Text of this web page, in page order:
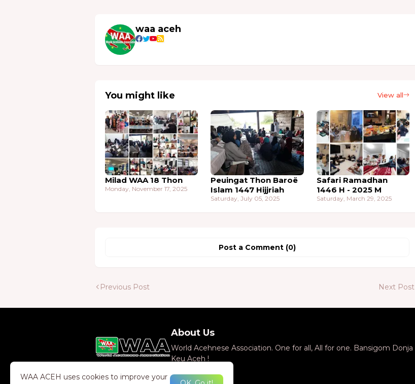
waa aceh
You might like View all
Milad WAA 18 Thon
Monday, November 17, 2025
Peuingat Thon Baroë
Islam 1447 Hijjriah
Saturday, July 05, 2025
Safari Ramadhan
1446 H - 2025 M
Saturday, March 29, 2025
Post a Comment (0)
Previous Post Next Post
About Us
World Acehnese Association. One for all, All for one. Bansigom Donja
Keu Aceh !
WAA ACEH uses cookies to improve your